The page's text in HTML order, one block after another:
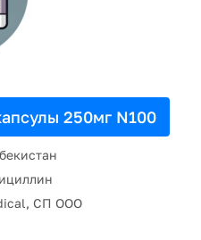
250мг N100
СП ООО